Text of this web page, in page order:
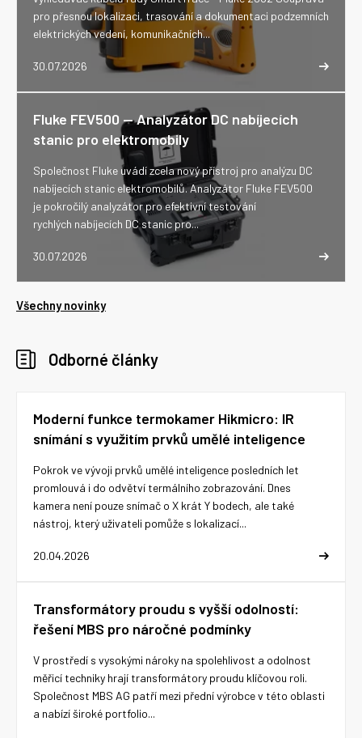
30.07.2026
pro přesnou lokalizaci, trasování a dokumentaci podzemních
elektrických vedení, komunikačních...
Fluke FEV500 -- Analyzátor DC nabíjecích
stanic pro elektromobily
30.07.2026
Společnost Fluke uvádí zcela nový přístroj pro analýzu DC
nabíjecích stanic elektromobilů. Analyzátor Fluke FEV500
je pokročilý analyzátor pro efektivní testování
rychlých nabíjecích DC stanic pro...
Všechny novinky
Odborné články
Moderní funkce termokamer Hikmicro: IR
snímání s využitím prvků umělé inteligence
20.04.2026
Pokrok ve vývoji prvků umělé inteligence posledních let
promlouvá i do odvětví termálního zobrazování. Dnes
kamera není pouze snímač o X krát Y bodech, ale také
nástroj, který uživateli pomůže s lokalizací...
Transformátory proudu s vyšší odolností:
řešení MBS pro náročné podmínky
V prostředí s vysokými nároky na spolehlivost a odolnost
měřicí techniky hrají transformátory proudu klíčovou roli.
Společnost MBS AG patří mezi přední výrobce v této oblasti
a nabízí široké portfolio...